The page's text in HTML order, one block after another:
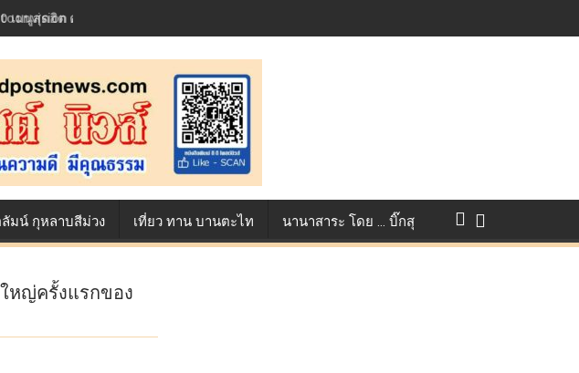
เมนูสุดฮิต ตลอดเส้นทางการแข่งขัน True AF 2026 :
มน์ กุหลาบสีม่วง เที่ยว ทาน บานตะไท นานาสาระ โดย … บิ๊กสุ
ใหญ่ครั้งแรกของ